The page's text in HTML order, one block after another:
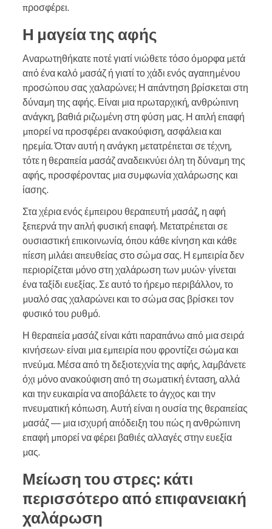
προσφέρει.
Η μαγεία της αφής
Αναρωτηθήκατε ποτέ γιατί νιώθετε τόσο όμορφα μετά
από ένα καλό μασάζ ή γιατί το χάδι ενός αγαπημένου
προσώπου σας χαλαρώνει; Η απάντηση βρίσκεται στη
δύναμη της αφής. Είναι μια πρωταρχική, ανθρώπινη
ανάγκη, βαθιά ριζωμένη στη φύση μας. Η απλή επαφή
μπορεί να προσφέρει ανακούφιση, ασφάλεια και
ηρεμία. Όταν αυτή η ανάγκη μετατρέπεται σε τέχνη,
τότε η θεραπεία μασάζ αναδεικνύει όλη τη δύναμη της
αφής, προσφέροντας μια συμφωνία χαλάρωσης και
ίασης.
Στα χέρια ενός έμπειρου θεραπευτή μασάζ, η αφή
ξεπερνά την απλή φυσική επαφή. Μετατρέπεται σε
ουσιαστική επικοινωνία, όπου κάθε κίνηση και κάθε
πίεση μιλάει απευθείας στο σώμα σας. Η εμπειρία δεν
περιορίζεται μόνο στη χαλάρωση των μυών· γίνεται
ένα ταξίδι ευεξίας. Σε αυτό το ήρεμο περιβάλλον, το
μυαλό σας χαλαρώνει και το σώμα σας βρίσκει τον
φυσικό του ρυθμό.
Η θεραπεία μασάζ είναι κάτι παραπάνω από μια σειρά
κινήσεων· είναι μια εμπειρία που φροντίζει σώμα και
πνεύμα. Μέσα από τη δεξιοτεχνία της αφής, λαμβάνετε
όχι μόνο ανακούφιση από τη σωματική ένταση, αλλά
και την ευκαιρία να αποβάλετε το άγχος και την
πνευματική κόπωση. Αυτή είναι η ουσία της θεραπείας
μασάζ — μια ισχυρή απόδειξη του πώς η ανθρώπινη
επαφή μπορεί να φέρει βαθιές αλλαγές στην ευεξία
μας.
Μείωση του στρες: κάτι
περισσότερο από επιφανειακή
χαλάρωση